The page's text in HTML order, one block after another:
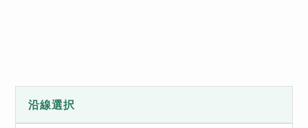
沿線選択